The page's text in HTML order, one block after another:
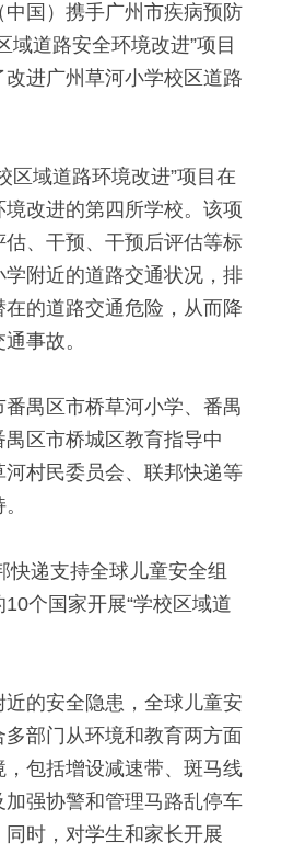
国）携手广州市疾病预防
域道路安全环境改进”项目
进广州草河小学校区道路
区域道路环境改进”项目在
改进的第四所学校。该项
估、干预、干预后评估等标
附近的道路交通状况，排
在的道路交通危险，从而降
事故。
禺区市桥草河小学、番禺
区市桥城区教育指导中
村民委员会、联邦快递等
快递支持全球儿童安全组
个国家开展“学校区域道
的安全隐患，全球儿童安
部门从环境和教育两方面
包括增设减速带、斑马线
强协警和管理马路乱停车
时，对学生和家长开展